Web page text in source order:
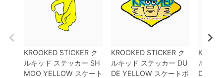
KROOKED STICKER ク
ルキッド ステッカー SH
MOO YELLOW スケート
KROOKED STICKER ク
ルキッド ステッカー DU
DE YELLOW スケートボ
ルキッ
DE